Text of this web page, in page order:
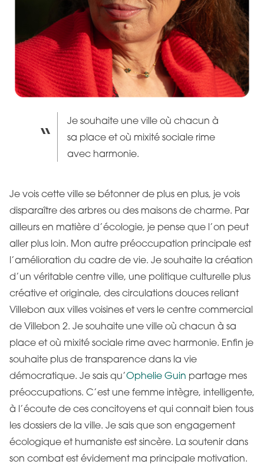
Je souhaite une ville où chacun à
sa place et où mixité sociale rime
avec harmonie.
Je vois cette ville se bétonner de plus en plus, je vois
disparaître des arbres ou des maisons de charme. Par
ailleurs en matière d’écologie, je pense que l’on peut
aller plus loin. Mon autre préoccupation principale est
l’amélioration du cadre de vie. Je souhaite la création
d’un véritable centre ville, une politique culturelle plus
créative et originale, des circulations douces reliant
Villebon aux villes voisines et vers le centre commercial
de Villebon 2. Je souhaite une ville où chacun à sa
place et où mixité sociale rime avec harmonie. Enfin je
souhaite plus de transparence dans la vie
démocratique. Je sais qu’Ophelie Guin partage mes
préoccupations. C’est une femme intègre, intelligente,
à l’écoute de ces concitoyens et qui connait bien tous
les dossiers de la ville. Je sais que son engagement
écologique et humaniste est sincère. La soutenir dans
son combat est évidement ma principale motivation.